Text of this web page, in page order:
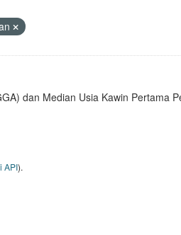
dan Median Usia Kawin Pertama
API).